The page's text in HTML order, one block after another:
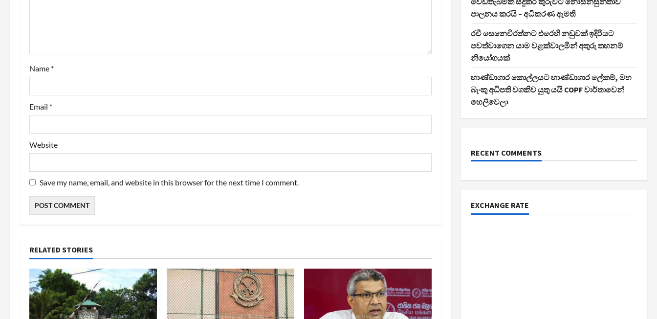
o
n
Name *
Email *
Website
Save my name, email, and website in this browser for the next time I comment.
RELATED STORIES
පාලනය කරයි – අධිකරණ ඇමති
රවී සෙනෙවිරත්නට එරෙහි නඩුවක් ඉදිරියට
පවත්වාගෙන යාම වළක්වාලමින් අතුරු තහනම්
නියෝගයක්
භාණ්ඩාගාර කොල්ලයට භාණ්ඩාගාර ලේකම්, මහ
බැංකු අධිපති වගකිව යුතු යයි COPF වාර්තාවෙන්
හෙලිවෙලා
RECENT COMMENTS
EXCHANGE RATE